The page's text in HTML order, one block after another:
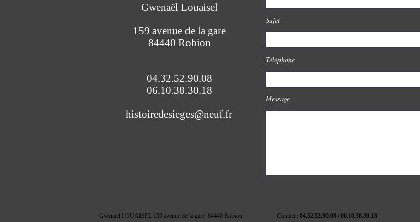
Gwenaël Louaisel
159 avenue de la gare
84440 Robion
04.32.52.90.08
06.10.38.30.18
histoiredesieges@neuf.fr
Sujet
Téléphone
Message
Gwenaël LOUAISEL 159 avenue de la gare 84440 Robion Contact : 04.32.52.90.08 /